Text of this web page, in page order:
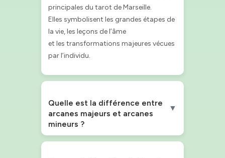
principales du tarot de Marseille.
Elles symbolisent les grandes étapes de
la vie, les leçons de l’âme
et les transformations majeures vécues
par l’individu.
Quelle est la différence entre
arcanes majeurs et arcanes
mineurs ?
▼